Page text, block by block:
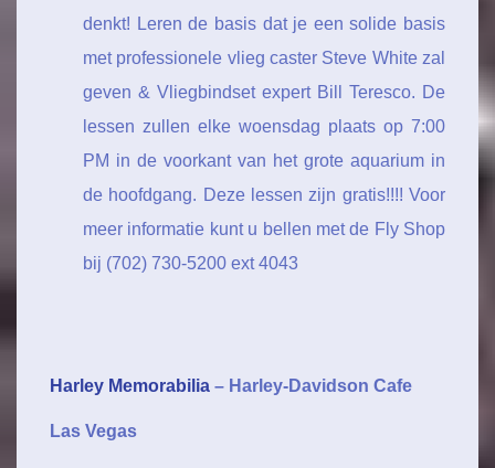
denkt! Leren de basis dat je een solide basis
met professionele vlieg caster Steve White zal
geven & Vliegbindset expert Bill Teresco. De
lessen zullen elke woensdag plaats op 7:00
PM in de voorkant van het grote aquarium in
de hoofdgang. Deze lessen zijn gratis!!!! Voor
meer informatie kunt u bellen met de Fly Shop
bij (702) 730-5200 ext 4043
Harley Memorabilia – Harley-Davidson Cafe
Las Vegas